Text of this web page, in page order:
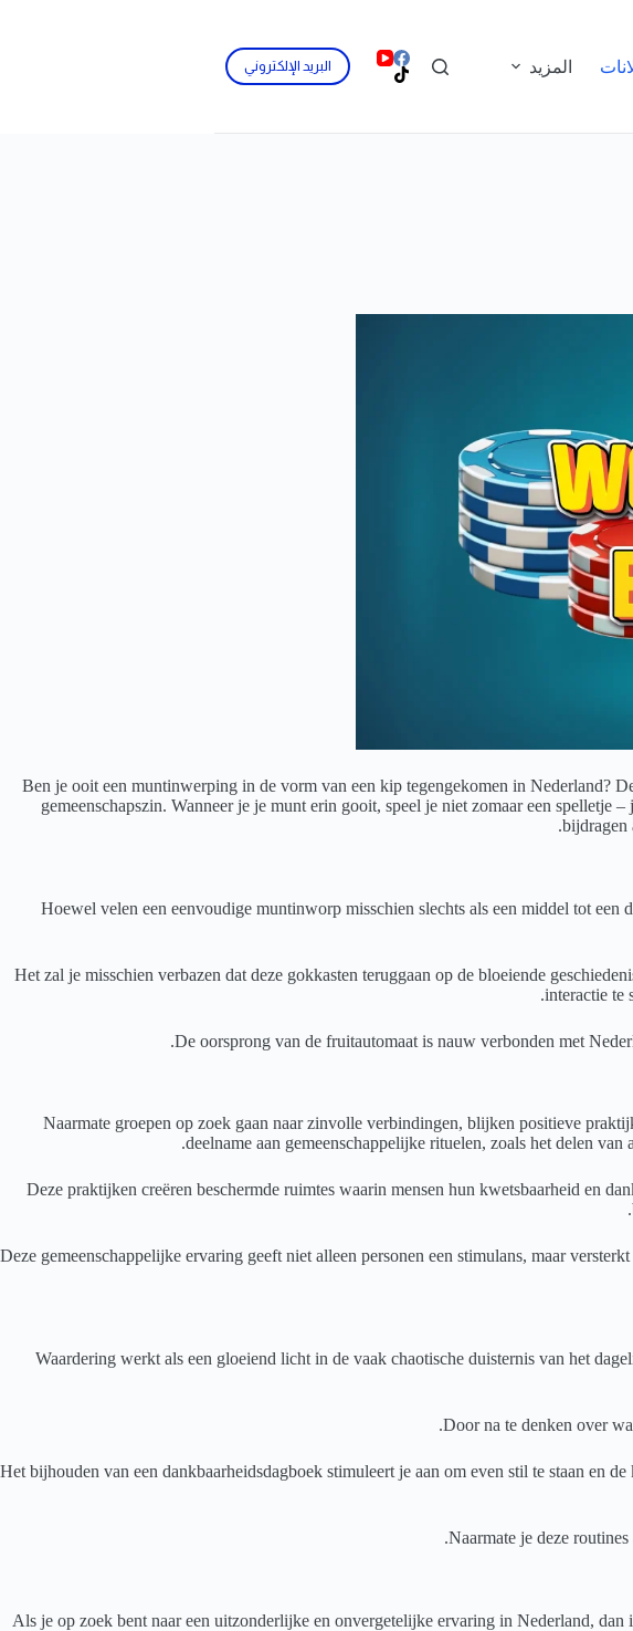
المزيد البريد الإلكتروني
Ben je ooit een muntinwerping in de vorm van een kip tegengekomen in Nederland?
gemeenschapszin. Wanneer je je munt erin gooit, speel je niet zomaar een spelletje
bijdragen
Hoewel velen een eenvoudige muntinworp misschien slechts als een middel tot
Het zal je misschien verbazen dat deze gokkasten teruggaan op de bloeiende
interactie te
De oorsprong van de fruitautomaat is nauw verbonden met
Naarmate groepen op zoek gaan naar zinvolle verbindingen, blijken positieve
deelname aan gemeenschappelijke rituelen, zoals het delen
Deze praktijken creëren beschermde ruimtes waarin mensen hun kwetsbaarheid en
Deze gemeenschappelijke ervaring geeft niet alleen personen een stimulans, maar
Waardering werkt als een gloeiend licht in de vaak chaotische duisternis van het
Door na te denken over
Het bijhouden van een dankbaarheidsdagboek stimuleert je aan om even stil te staan en
Naarmate je deze
Als je op zoek bent naar een uitzonderlijke en onvergetelijke ervaring in Nederland,